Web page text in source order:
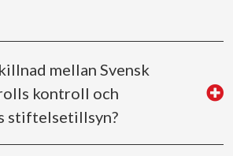
mellan Svensk
kontroll och
stiftelsetillsyn?